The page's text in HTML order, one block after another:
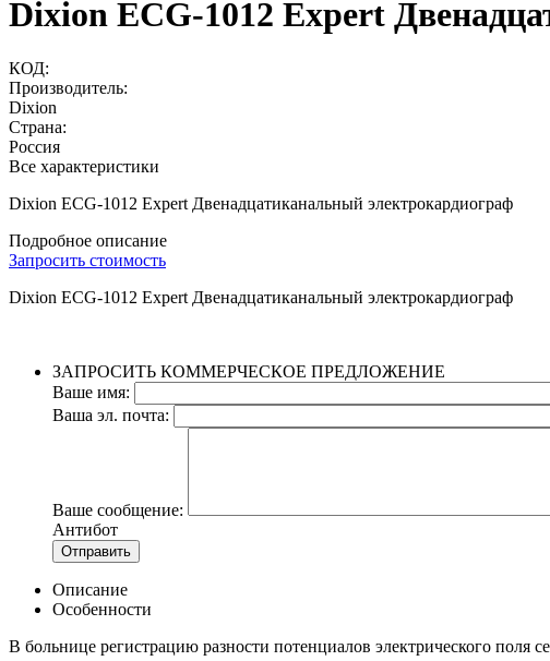
Dixion ECG-1012 Expert
КОД:
Производитель:
Dixion
Страна:
Россия
Все характеристики
Dixion ECG-1012 Expert Двенадцатиканальный электрокардиограф
Подробное описание
Запросить стоимость
Dixion ECG-1012 Expert Двенадцатиканальный электрокардиограф
ЗАПРОСИТЬ КОММЕРЧЕСКОЕ ПРЕДЛОЖЕНИЕ
Ваше имя:
Ваша эл. почта:
Ваше сообщение:
Антибот
Отправить
Описание
Особенности
В больнице регистрацию разности потенциалов электрического поля